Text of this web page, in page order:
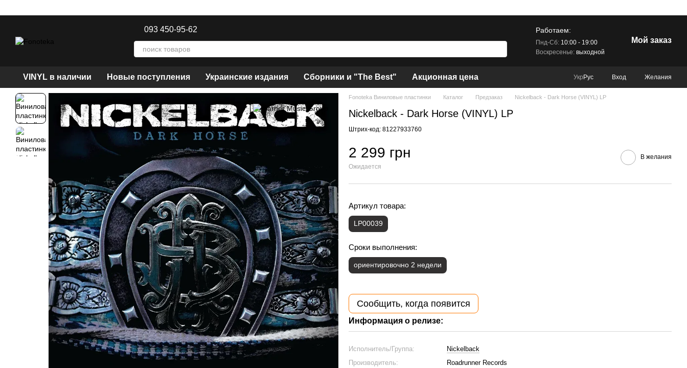
093 450-95-62 Работаем:
Пнд-Сб:10:00 - 19:00
Воскресенье:выходной
Мой заказ
VINYL в наличии Новые поступления Украинские издания Сборники и "The Best" Акционная цена Укр Рус Вход Желания
Fonoteka Виниловые пластинки Каталог Предзаказ Nickelback - Dark Horse (VINYL) LP
Nickelback - Dark Horse (VINYL) LP
Штрих-код: 81227933760
2 299 грн
Ожидается
В желания
Артикул товара:
LP00039
Сроки выполнения:
ориентировочно 2 недели
Сообщить, когда появится
Информация о релизе:
Исполнитель/Группа:
Nickelback
Производитель:
Roadrunner Records